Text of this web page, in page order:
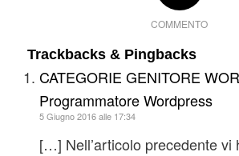
COMMENTO
Trackbacks & Pingbacks
CATEGORIE GENITORE
Programmatore Wordpress
5 Giugno 2016 alle 17:34
[…] Nell’articolo precedente vi